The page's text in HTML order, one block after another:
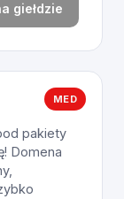
giełdzie
MED
pakiety
Domena